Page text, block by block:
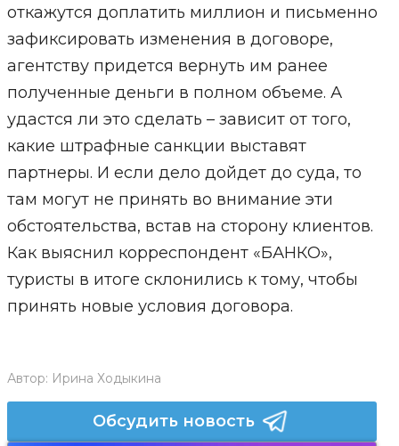
откажутся доплатить миллион и письменно
зафиксировать изменения в договоре,
агентству придется вернуть им ранее
полученные деньги в полном объеме. А
удастся ли это сделать – зависит от того,
какие штрафные санкции выставят
партнеры. И если дело дойдет до суда, то
там могут не принять во внимание эти
обстоятельства, встав на сторону клиентов.
Как выяснил корреспондент «БАНКО»,
туристы в итоге склонились к тому, чтобы
принять новые условия договора.
Автор: Ирина Ходыкина
Обсудить новость